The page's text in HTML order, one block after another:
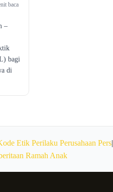
baca
–
bagi
di
Etik Perilaku Perusahaan Pers|
Ramah Anak